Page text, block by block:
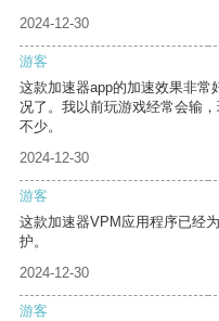
2024-12-30
游客
这款加速器app的加速效果非常
况了。我以前玩游戏经常会输
不少。
2024-12-30
游客
这款加速器VPM应用程序已经
护。
2024-12-30
游客